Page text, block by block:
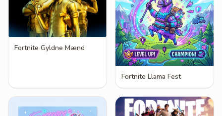
Fortnite Gyldne Mænd
Fortnite Llama Fest